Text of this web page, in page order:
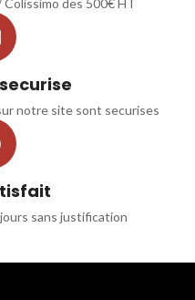
des 500€ HT
notre site sont securises
sans justification